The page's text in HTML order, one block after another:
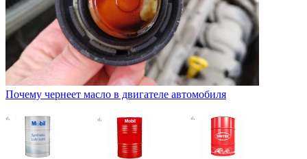
Почему чернеет масло в двигателе автомобиля